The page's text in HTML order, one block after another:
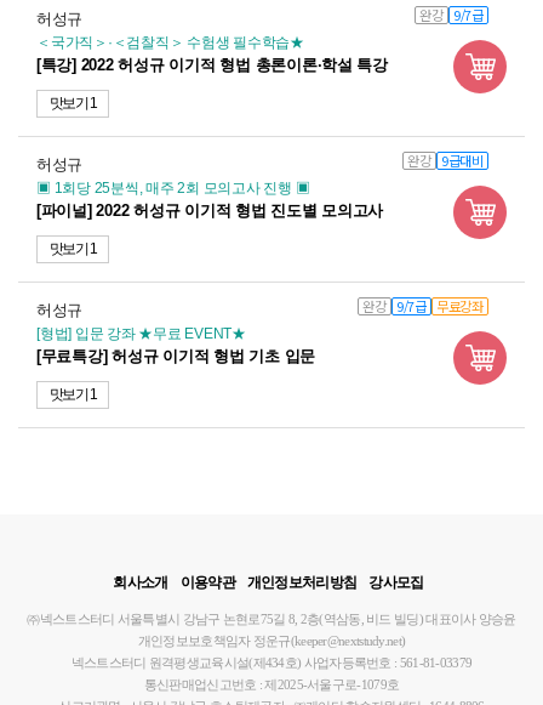
허성규 완강 9/7급
＜국가직＞·＜검찰직＞ 수험생 필수학습★
[특강] 2022 허성규 이기적 형법 총론이론·학설 특강
맛보기 1
허성규 완강 9급대비
▣ 1회당 25분씩, 매주 2회 모의고사 진행 ▣
[파이널] 2022 허성규 이기적 형법 진도별 모의고사
맛보기 1
허성규 완강 9/7급 무료강좌
[형법] 입문 강좌 ★무료 EVENT★
[무료특강] 허성규 이기적 형법 기초 입문
맛보기 1
회사소개 이용약관 개인정보처리방침 강사모집
㈜넥스트스터디 서울특별시 강남구 논현로75길 8, 2층(역삼동, 비드 빌딩)대표이사 양승윤
개인정보보호책임자 정운규(keeper@nextstudy.net)
넥스트스터디 원격평생교육시설(제434호) 사업자등록번호 : 561-81-03379
통신판매업신고번호 : 제2025-서울구로-1079호